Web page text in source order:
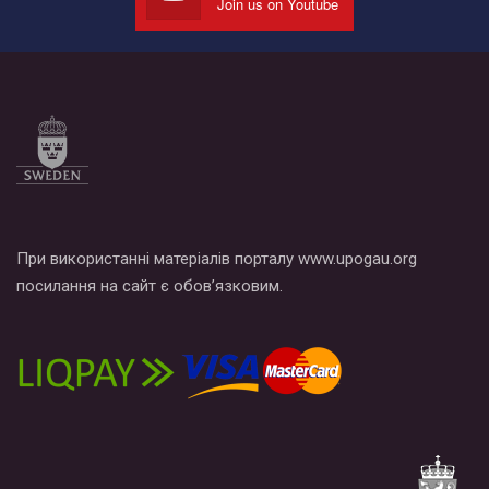
Все, что вам нужно сделать - это зайти на наш канал YouTube
по этой ссылке и поставить лайк под видео.
При використанні матеріалів порталу www.upogau.org
посилання на сайт є обов’язковим.